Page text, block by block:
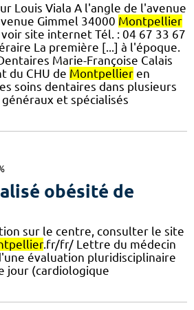
Louis Viala A l'angle de l'avenue
Gimmel 34000 Montpellier
site internet Tél. : 04 67 33 67
La première [...] à l'époque.
Marie-Françoise Calais
du CHU de Montpellier en
soins dentaires dans plusieurs
et spécialisés
obésité de
sur le centre, consulter le site
.fr/fr/ Lettre du médecin
évaluation pluridisciplinaire
jour (cardiologique